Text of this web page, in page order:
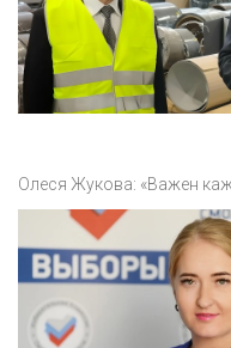
Олеся Жукова: «Важен